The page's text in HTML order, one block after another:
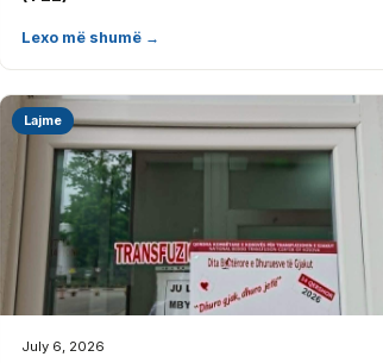
Lexo më shumë →
Lajme
July 6, 2026